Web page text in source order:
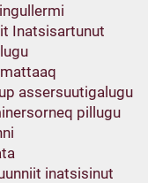
Inatsisartunut
assersuutigalugu
pillugu
inatsisinut